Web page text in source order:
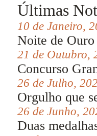
Últimas
10 de Janeiro,
Noite de
21 de Outubro,
Concurso
26 de Julho,
Orgulho que
26 de Junho,
Duas